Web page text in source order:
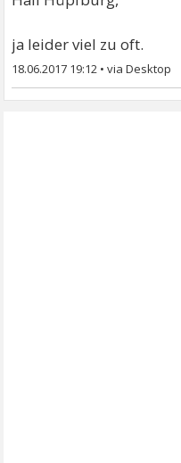
ja leider viel zu oft.
18.06.2017 19:12 •